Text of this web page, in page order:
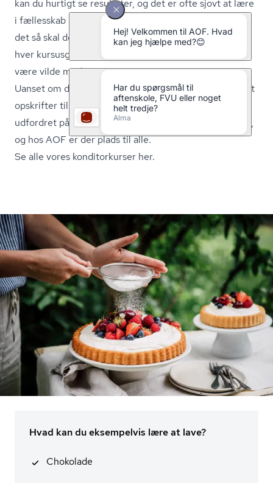
kan du hurtigt se resultater, og det er ofte sjovt at lære
i fællesskab med andre med samme interesse. Udover
det så skal der pyntes og smages på en kagerne efter
hver kursusgang, og det plejer de fleste kursister at
være vilde med.
Uanset om du er nybegynder eller øvet, så får du tildelt
opskrifter til dit niveau og din ambition. Du vil blive
udfordret på dine evner på en kreativ og lærerig måde,
og hos AOF er der plads til alle.
Se alle vores konditorkurser her.
Hvad kan du eksempelvis lære at lave?
Chokolade